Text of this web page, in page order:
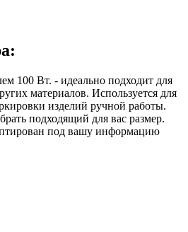
100 Вт. - идеально подходит для
материалов. Используется для
изделий ручной работы.
подходящий для вас размер.
под вашу информацию